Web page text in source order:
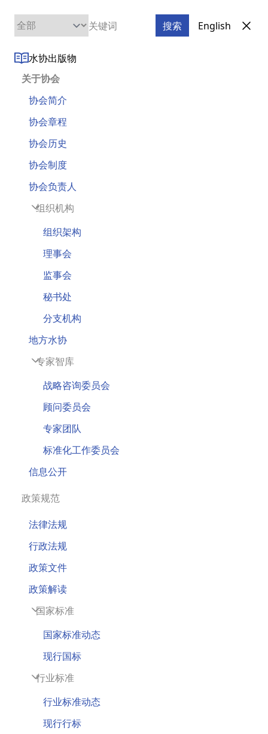
Open main
搜索 English
水协出版物
关于协会
协会简介
协会章程
协会历史
协会制度
协会负责人
组织机构
组织架构
理事会
监事会
秘书处
分支机构
地方水协
专家智库
战略咨询委员会
顾问委员会
专家团队
标准化工作委员会
信息公开
政策规范
法律法规
行政法规
政策文件
政策解读
国家标准
国家标准动态
现行国标
行业标准
行业标准动态
现行行标
科技赋能管网智慧升级 佛水环境匠心守护民
发布日期：